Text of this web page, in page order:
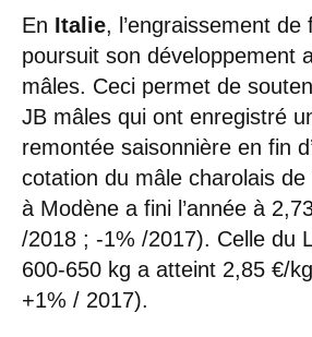
En Italie, l’engraissement de
poursuit son développement
mâles. Ceci permet de
JB mâles qui ont enregistré
remontée saisonnière en fin
cotation du mâle charolais
à Modène a fini l’année à
/2018 ; -1% /2017). Celle du
600-650 kg a atteint 2,85 €/
+1% / 2017).